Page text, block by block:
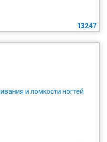
13247